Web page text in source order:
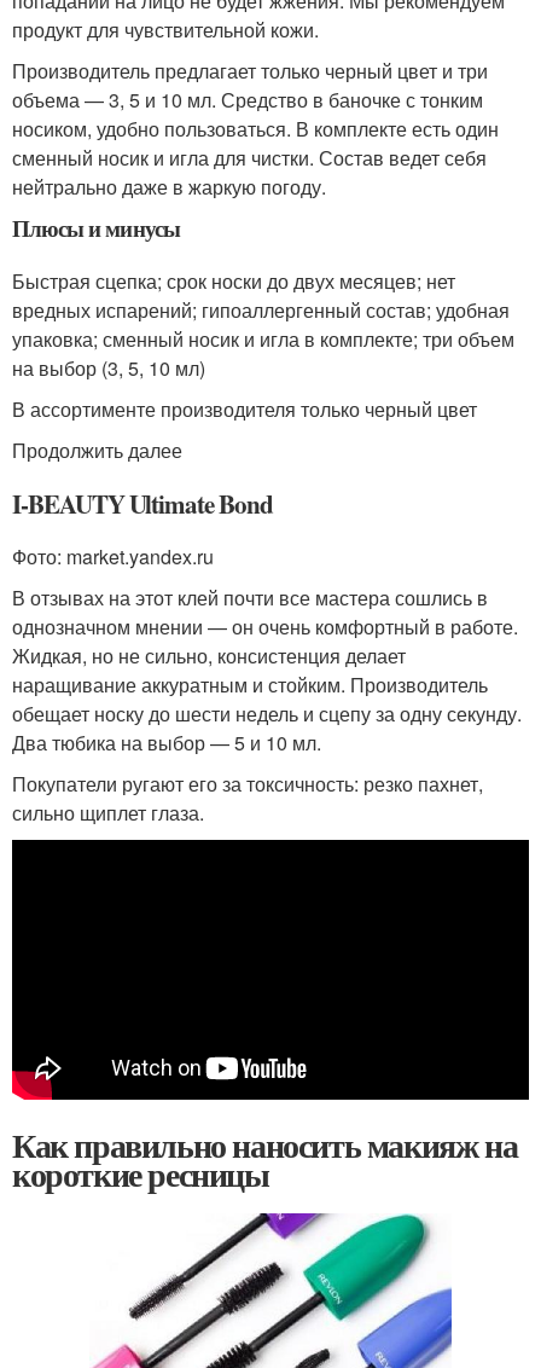
продукт для чувствительной кожи.
Производитель предлагает только черный цвет и три
объема — 3, 5 и 10 мл. Средство в баночке с тонким
носиком, удобно пользоваться. В комплекте есть один
сменный носик и игла для чистки. Состав ведет себя
нейтрально даже в жаркую погоду.
Плюсы и минусы
Быстрая сцепка; срок носки до двух месяцев; нет
вредных испарений; гипоаллергенный состав; удобная
упаковка; сменный носик и игла в комплекте; три объем
на выбор (3, 5, 10 мл)
В ассортименте производителя только черный цвет
Продолжить далее
I-BEAUTY Ultimate Bond
Фото: market.yandex.ru
В отзывах на этот клей почти все мастера сошлись в
однозначном мнении — он очень комфортный в работе.
Жидкая, но не сильно, консистенция делает
наращивание аккуратным и стойким. Производитель
обещает носку до шести недель и сцепу за одну секунду.
Два тюбика на выбор — 5 и 10 мл.
Покупатели ругают его за токсичность: резко пахнет,
сильно щиплет глаза.
Как правильно наносить макияж на
короткие ресницы